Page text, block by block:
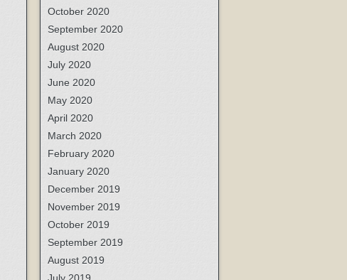
October 2020
September 2020
August 2020
July 2020
June 2020
May 2020
April 2020
March 2020
February 2020
January 2020
December 2019
November 2019
October 2019
September 2019
August 2019